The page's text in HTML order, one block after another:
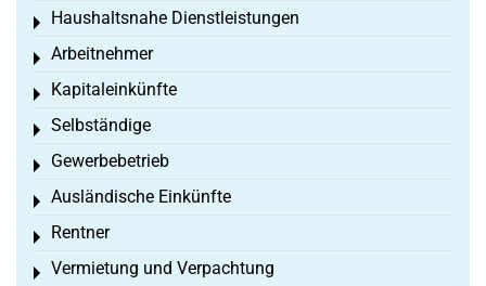
Haushaltsnahe Dienstleistungen
Toggle menu
Arbeitnehmer
Toggle menu
Kapitaleinkünfte
Toggle menu
Selbständige
Toggle menu
Gewerbebetrieb
Toggle menu
Ausländische Einkünfte
Toggle menu
Rentner
Toggle menu
Vermietung und Verpachtung
Toggle menu